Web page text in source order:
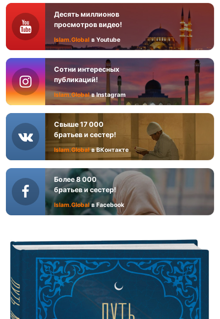
Десять миллионов
просмотров видео!
Islam.Global в Youtube
Сотни интересных
публикаций!
Islam.Global в Instagram
Свыше 17 000
братьев и сестер!
Islam.Global в ВКонтакте
Более 8 000
братьев и сестер!
Islam.Global в Facebook